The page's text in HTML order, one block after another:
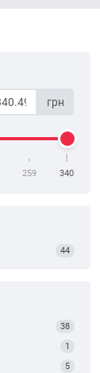
грн
259 340
44
38
1
5